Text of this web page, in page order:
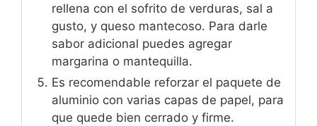
rellena con el sofrito de verduras, sal a
gusto, y queso mantecoso. Para darle
sabor adicional puedes agregar
margarina o mantequilla.
Es recomendable reforzar el paquete de
aluminio con varias capas de papel, para
que quede bien cerrado y firme.